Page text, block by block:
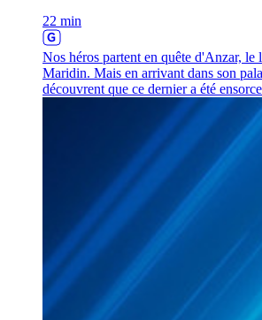
22 min
Nos héros partent en quête d'Anzar, le
Maridin. Mais en arrivant dans son
découvrent que ce dernier a été